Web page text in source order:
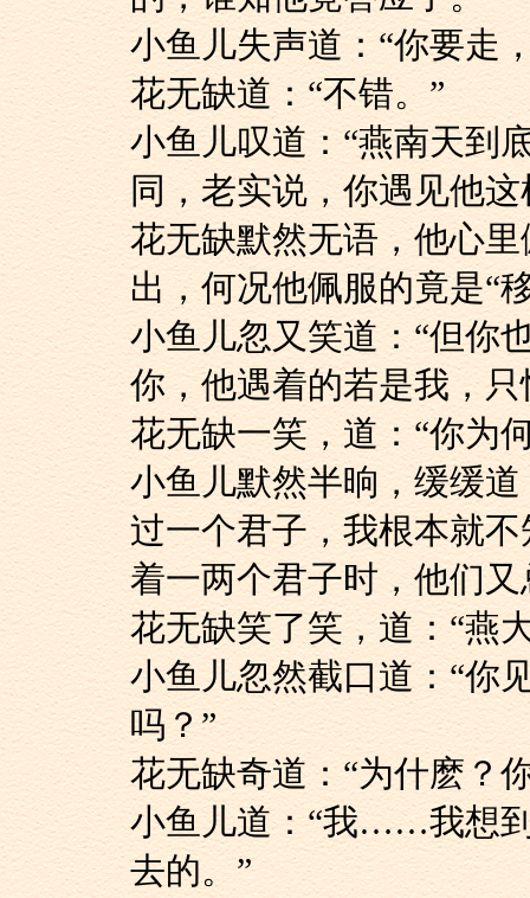
小鱼儿失声道：“你要
花无缺道：“不错。”
小鱼儿叹道：“燕南天
同，老实说，你遇见他
花无缺默然无语，他
出，何况他佩服的竟是“
小鱼儿忽又笑道：“但
你，他遇着的若是我，
花无缺一笑，道：“你
小鱼儿默然半晌，缓
过一个君子，我根本就
着一两个君子时，他们
花无缺笑了笑，道：
小鱼儿忽然截口道：“
吗？”
花无缺奇道：“为什麽
小鱼儿道：“我……我
去的。”